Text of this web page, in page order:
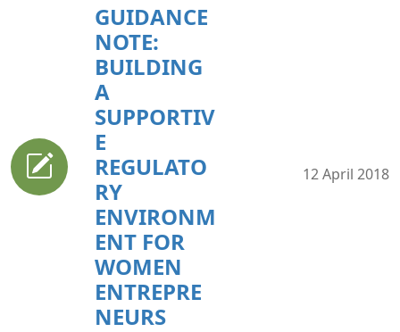
GUIDANCE
NOTE:
BUILDING
A
SUPPORTIV
E
REGULATO
RY
ENVIRONM
ENT FOR
WOMEN
ENTREPRE
NEURS
12 April 2018